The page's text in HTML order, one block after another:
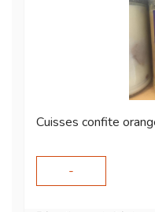
Cuisses confite
-